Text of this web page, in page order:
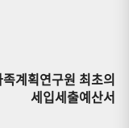
족계획연구원 최초의
세입세출예산서